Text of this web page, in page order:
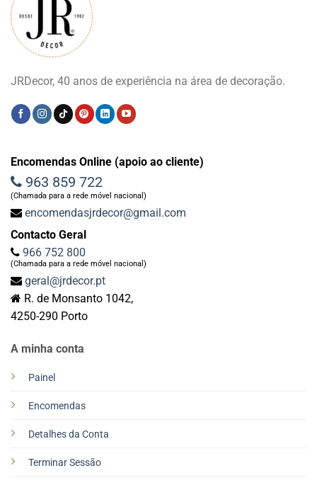
JRDecor, 40 anos de experiência na área de decoração.
A minha conta
Painel
Encomendas
Detalhes da Conta
Terminar Sessão
Encomendas Online (apoio ao cliente)
963 859 722
(Chamada para a rede móvel nacional)
encomendasjrdecor@gmail.com
Contacto Geral
966 752 800
(Chamada para a rede móvel nacional)
geral@jrdecor.pt
R. de Monsanto 1042,
4250-290 Porto